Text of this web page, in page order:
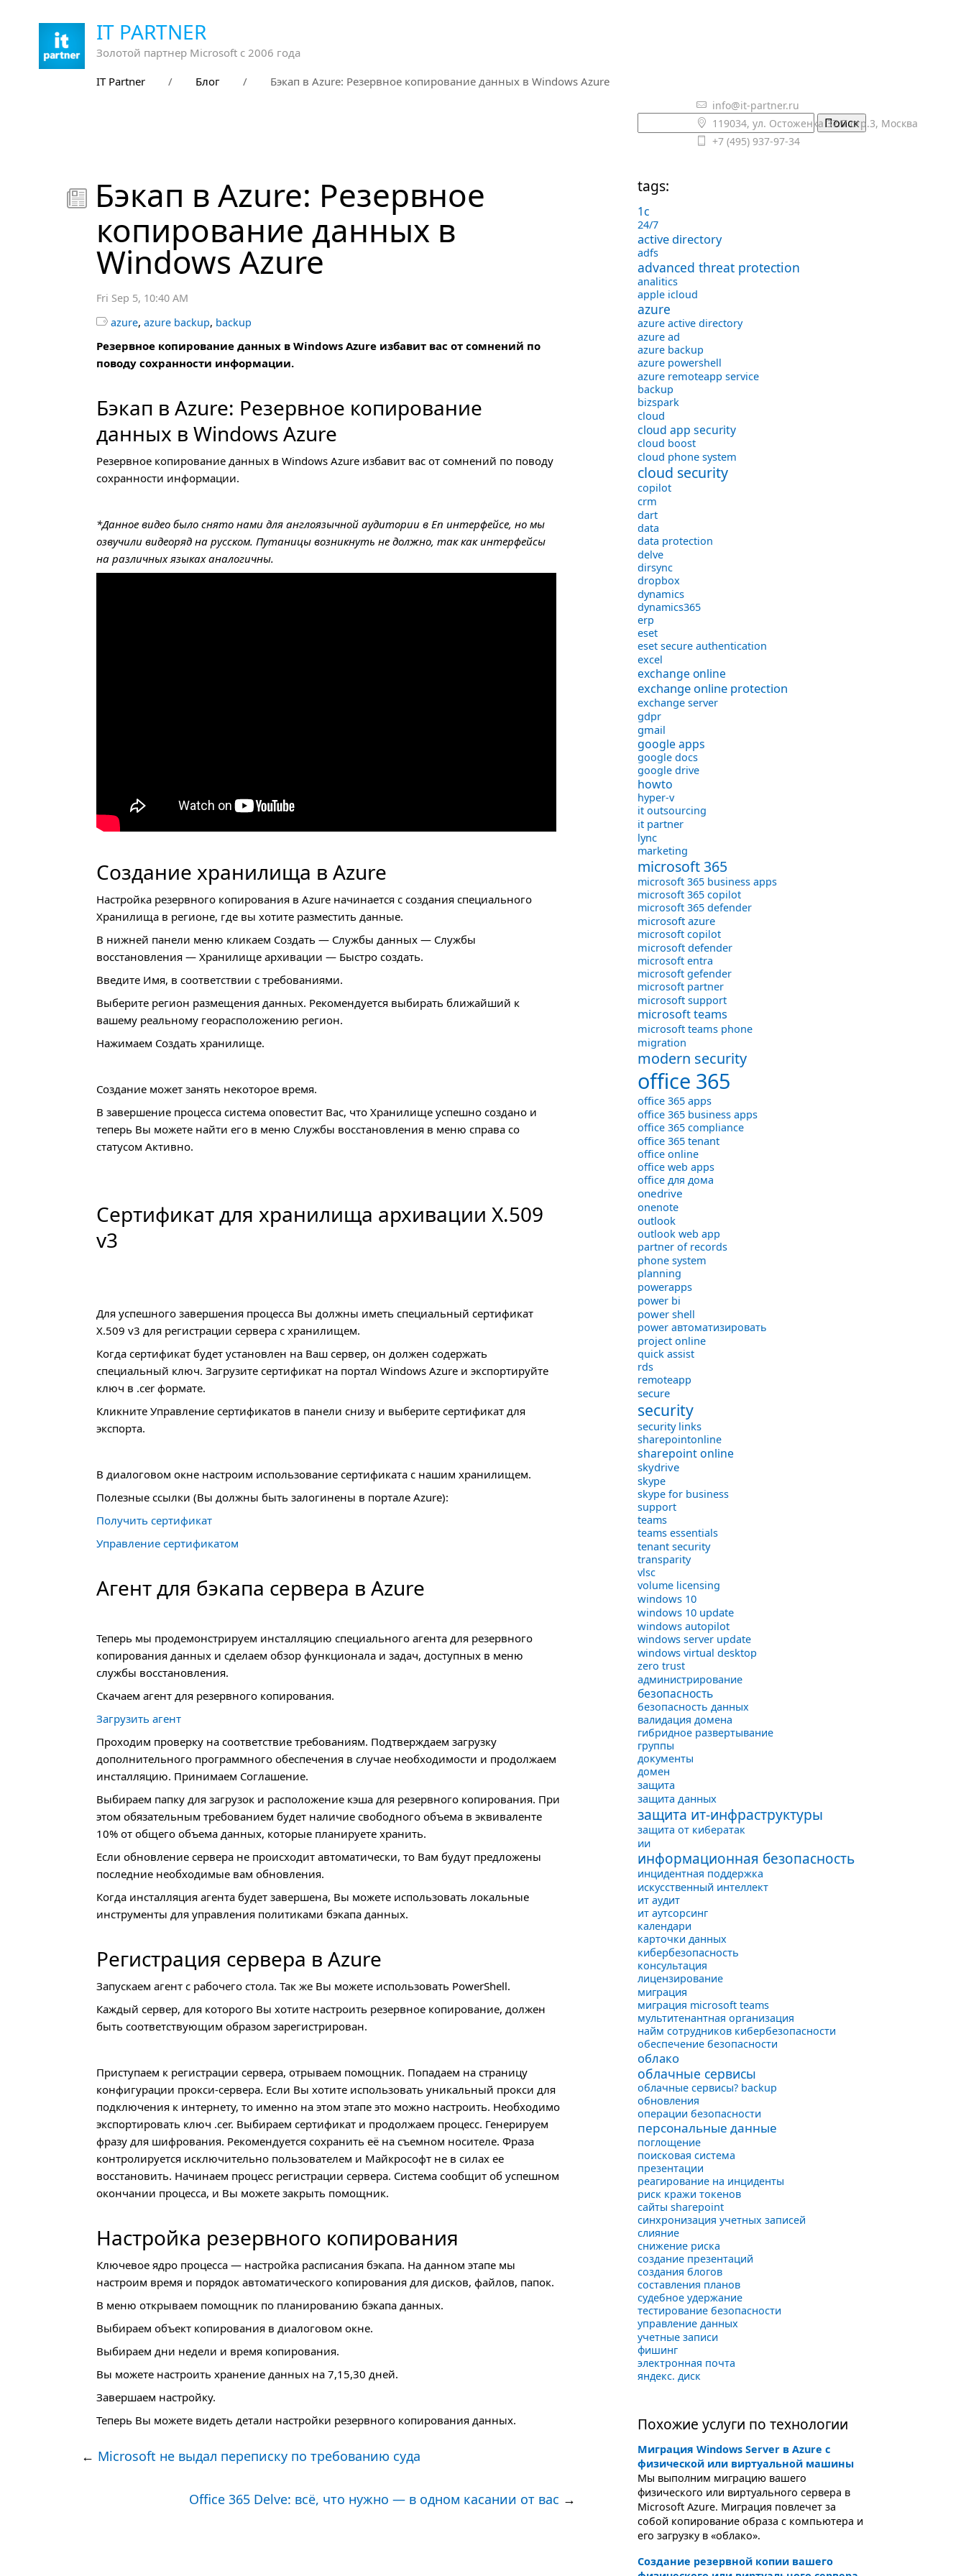
 info@it-partner.ru
 119034, ул. Остоженка 37/7 стр.3, Москва
 +7 (495) 937-97-34
IT PARTNER
Золотой партнер Microsoft с 2006 года
IT Partner
/ Блог / Бэкап в Azure: Резервное копирование данных в Windows Azure
Бэкап в Azure: Резервное
копирование данных в
Windows Azure
Fri Sep 5, 10:40 AM
 azure,azure backup, backup
Резервное копирование данных в Windows Azure избавит вас от сомнений по
поводу сохранности информации.
Бэкап в Azure: Резервное копирование
данных в Windows Azure
Резервное копирование данных в Windows Azure избавит вас от сомнений по поводу
сохранности информации.
*Данное видео было снято нами для англоязычной аудитории в En интерфейсе, но мы
озвучили видеоряд на русском. Путаницы возникнуть не должно, так как интерфейсы
на различных языках аналогичны.
Создание хранилища в Azure
Настройка резервного копирования в Azure начинается с создания специального
Хранилища в регионе, где вы хотите разместить данные.
В нижней панели меню кликаем Создать — Службы данных — Службы
восстановления — Хранилище архивации — Быстро создать.
Введите Имя, в соответствии с требованиями.
Выберите регион размещения данных. Рекомендуется выбирать ближайший к
вашему реальному георасположению регион.
Нажимаем Создать хранилище.
Создание может занять некоторое время.
В завершение процесса система оповестит Вас, что Хранилище успешно создано и
теперь Вы можете найти его в меню Службы восстановления в меню справа со
статусом Активно.
Сертификат для хранилища архивации X.509
v3
Для успешного завершения процесса Вы должны иметь специальный сертификат
X.509 v3 для регистрации сервера с хранилищем.
Когда сертификат будет установлен на Ваш сервер, он должен содержать
специальный ключ. Загрузите сертификат на портал Windows Azure и экспортируйте
ключ в .cer формате.
Кликните Управление сертификатов в панели снизу и выберите сертификат для
экспорта.
В диалоговом окне настроим использование сертификата с нашим хранилищем.
Полезные ссылки (Вы должны быть залогинены в портале Azure):
Получить сертификат
Управление сертификатом
Агент для бэкапа сервера в Azure
Теперь мы продемонстрируем инсталляцию специального агента для резервного
копирования данных и сделаем обзор функционала и задач, доступных в меню
службы восстановления.
Скачаем агент для резервного копирования.
Загрузить агент
Проходим проверку на соответствие требованиям. Подтверждаем загрузку
дополнительного программного обеспечения в случае необходимости и продолжаем
инсталляцию. Принимаем Соглашение.
Выбираем папку для загрузок и расположение кэша для резервного копирования. При
этом обязательным требованием будет наличие свободного объема в эквиваленте
10% от общего объема данных, которые планируете хранить.
Если обновление сервера не происходит автоматически, то Вам будут предложены
последние необходимые вам обновления.
Когда инсталляция агента будет завершена, Вы можете использовать локальные
инструменты для управления политиками бэкапа данных.
Регистрация сервера в Azure
Запускаем агент с рабочего стола. Так же Вы можете использовать PowerShеll.
Каждый сервер, для которого Вы хотите настроить резервное копирование, должен
быть соответствующим образом зарегистрирован.
Приступаем к регистрации сервера, отрываем помощник. Попадаем на страницу
конфигурации прокси-сервера. Если Вы хотите использовать уникальный прокси для
подключения к интернету, то именно на этом этапе это можно настроить. Необходимо
экспортировать ключ .cer. Выбираем сертификат и продолжаем процесс. Генерируем
фразу для шифрования. Рекомендуется сохранить её на съемном носителе. Фраза
контролируется исключительно пользователем и Майкрософт не в силах ее
восстановить. Начинаем процесс регистрации сервера. Система сообщит об успешном
окончании процесса, и Вы можете закрыть помощник.
Настройка резервного копирования
Ключевое ядро процесса — настройка расписания бэкапа. На данном этапе мы
настроим время и порядок автоматического копирования для дисков, файлов, папок.
В меню открываем помощник по планированию бэкапа данных.
Выбираем объект копирования в диалоговом окне.
Выбираем дни недели и время копирования.
Вы можете настроить хранение данных на 7,15,30 дней.
Завершаем настройку.
Теперь Вы можете видеть детали настройки резервного копирования данных.
← Microsoft не выдал переписку по требованию суда
Office 365 Delve: всё, что нужно — в одном касании от вас →
tags:
1с
24/7
active directory
adfs
advanced threat protection
analitics
apple icloud
azure
azure active directory
azure ad
azure backup
azure powershell
azure remoteapp service
backup
bizspark
cloud
cloud app security
cloud boost
cloud phone system
cloud security
copilot
crm
dart
data
data protection
delve
dirsync
dropbox
dynamics
dynamics365
erp
eset
eset secure authentication
excel
exchange online
exchange online protection
exchange server
gdpr
gmail
google apps
google docs
google drive
howto
hyper-v
it outsourcing
it partner
lync
marketing
microsoft 365
microsoft 365 business apps
microsoft 365 copilot
microsoft 365 defender
microsoft azure
microsoft copilot
microsoft defender
microsoft entra
microsoft gefender
microsoft partner
microsoft support
microsoft teams
microsoft teams phone
migration
modern security
office 365
office 365 apps
office 365 business apps
office 365 compliance
office 365 tenant
office online
office web apps
office для дома
onedrive
onenote
outlook
outlook web app
partner of records
phone system
planning
powerapps
power bi
power shell
power автоматизировать
project online
quick assist
rds
remoteapp
secure
security
security links
sharepointonline
sharepoint online
skydrive
skype
skype for business
support
teams
teams essentials
tenant security
transparity
vlsc
volume licensing
windows 10
windows 10 update
windows autopilot
windows server update
windows virtual desktop
zero trust
администрирование
безопасность
безопасность данных
валидация домена
гибридное развертывание
группы
документы
домен
защита
защита данных
защита ит-инфраструктуры
защита от кибератак
ии
информационная безопасность
инцидентная поддержка
искусственный интеллект
ит аудит
ит аутсорсинг
календари
карточки данных
кибербезопасность
консультация
лицензирование
миграция
миграция microsoft teams
мультитенантная организация
найм сотрудников кибербезопасности
обеспечение безопасности
облако
облачные сервисы
облачные сервисы? backup
обновления
операции безопасности
персональные данные
поглощение
поисковая система
презентации
реагирование на инциденты
риск кражи токенов
сайты sharepoint
синхронизация учетных записей
слияние
снижение риска
создание презентаций
создания блогов
составления планов
судебное удержание
тестирование безопасности
управление данных
учетные записи
фишинг
электронная почта
яндекс. диск
Похожие услуги по технологии
Миграция Windows Server в Azure с
физической или виртуальной машины
Мы выполним миграцию вашего
физического или виртуального сервера в
Microsoft Azure. Миграция повлечет за
собой копирование образа с компьютера и
его загрузку в «облако».
Создание резервной копии вашего